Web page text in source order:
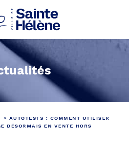
» AUTOTESTS : COMMENT UTILISER
DÉSORMAIS EN VENTE HORS